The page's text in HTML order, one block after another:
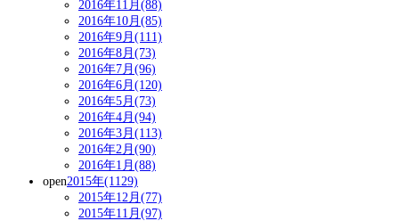
2016年11月(88)
2016年10月(85)
2016年9月(111)
2016年8月(73)
2016年7月(96)
2016年6月(120)
2016年5月(73)
2016年4月(94)
2016年3月(113)
2016年2月(90)
2016年1月(88)
open2015年(1129)
2015年12月(77)
2015年11月(97)